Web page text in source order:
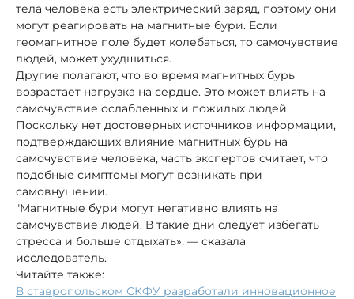
тела человека есть электрический заряд, поэтому они
могут реагировать на магнитные бури. Если
геомагнитное поле будет колебаться, то самочувствие
людей, может ухудшиться.
Другие полагают, что во время магнитных бурь
возрастает нагрузка на сердце. Это может влиять на
самочувствие ослабленных и пожилых людей.
Поскольку нет достоверных источников информации,
подтверждающих влияние магнитных бурь на
самочувствие человека, часть экспертов считает, что
подобные симптомы могут возникать при
самовнушении.
"Магнитные бури могут негативно влиять на
самочувствие людей. В такие дни следует избегать
стресса и больше отдыхать», — сказала
исследователь.
Читайте также:
В ставропольском СКФУ разработали инновационное